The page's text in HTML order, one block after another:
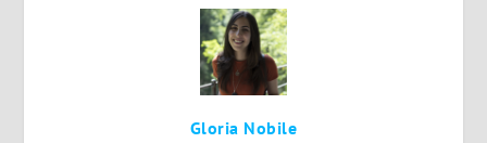
Gloria Nobile